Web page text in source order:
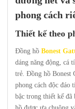
phong cách
Thiết kế theo
Đồng hồ Bonest
dáng năng động, cá
trẻ. Đồng hồ Bonest
phong cách độc đáo
bậc trong thiết kế